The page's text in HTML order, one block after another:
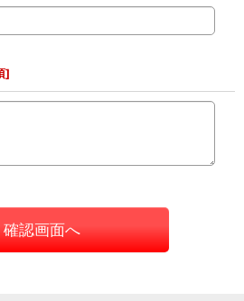
]
確認画面へ